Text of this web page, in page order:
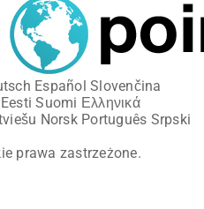
Español Slovenčina
Eesti Suomi Ελληνικά
Norsk Português Srpski
prawa zastrzeżone.